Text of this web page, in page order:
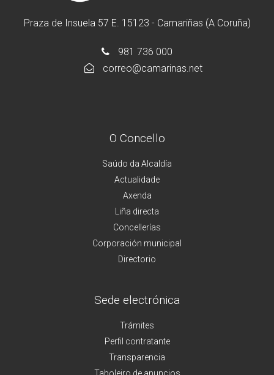
Praza de Insuela 57 E. 15123 - Camariñas (A Coruña)
981 736 000
correo@camarinas.net
O Concello
Saúdo da Alcaldía
Actualidade
Axenda
Liña directa
Concellerías
Corporación municipal
Directorio
Sede electrónica
Trámites
Perfil contratante
Transparencia
Taboleiro de anuncios